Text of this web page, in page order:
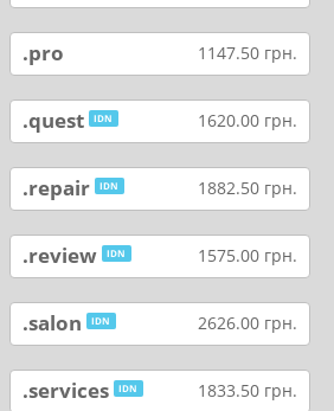
.pro 1147.50 грн.
.quest IDN 1620.00 грн.
.repair IDN 1882.50 грн.
.review IDN 1575.00 грн.
.salon IDN 2626.00 грн.
.services IDN 1833.50 грн.